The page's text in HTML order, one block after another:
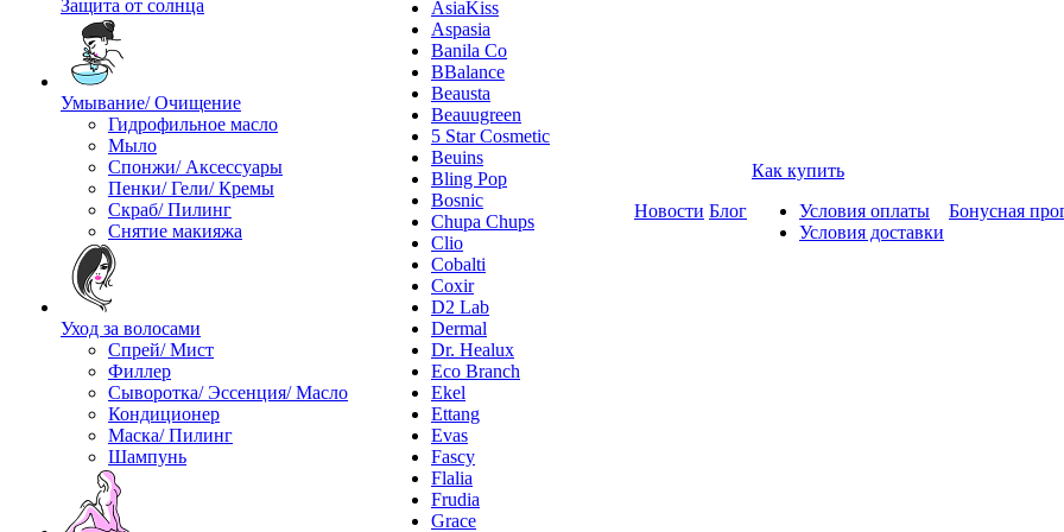
Защита от солнца
Умывание/ Очищение
Гидрофильное масло
Мыло
Спонжи/ Аксессуары
Пенки/ Гели/ Кремы
Скраб/ Пилинг
Снятие макияжа
Уход за волосами
Спрей/ Мист
Филлер
Сыворотка/ Эссенция/ Масло
Кондиционер
Маска/ Пилинг
Шампунь
AsiaKiss
Aspasia
Banila Co
BBalance
Beausta
Beauugreen
5 Star Cosmetic
Beuins
Bling Pop
Bosnic
Chupa Chups
Clio
Cobalti
Coxir
D2 Lab
Dermal
Dr. Healux
Eco Branch
Ekel
Ettang
Evas
Fascy
Flalia
Frudia
Grace
Новости Блог
Как купить
Условия оплаты
Условия доставки
Бонусная